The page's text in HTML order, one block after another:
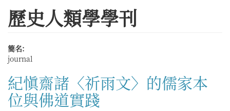
這
歷史人類學學刊
簡名:
journal
紀愼齋諸〈祈雨文〉的儒家本
位與佛道實踐